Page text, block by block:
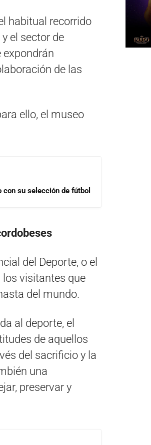
habitual recorrido
el sector de
expondrán
de las
ello, el museo
su selección de fútbol
del Deporte, o el
los visitantes que
del mundo.
al deporte, el
de aquellos
del sacrificio y la
una
preservar y